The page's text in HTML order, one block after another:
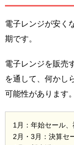
電子レンジが安く
期です。
電子レンジを販売
を通して、何かし
可能性があります。
1月：年始セール
2月・3月：決算セ